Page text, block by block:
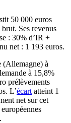
50 000 euros
Ses revenus
: 30% d’IR +
net : 1 193 euros.
(Allemagne) à
à 15,8%
prélèvements
L’écart atteint 1
net sur cet